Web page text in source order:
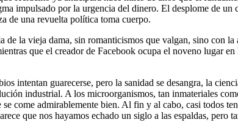
impulsado por la urgencia del dinero. El desplome de un
de una revuelta política toma cuerpo.
la vieja dama, sin romanticismos que valgan, sino con
que el creador de Facebook ocupa el noveno lugar
intentan guarecerse, pero la sanidad se desangra, la
industrial. A los microorganismos, tan inmateriales
come admirablemente bien. Al fin y al cabo, casi todos
que nos hayamos echado un siglo a las espaldas, pero